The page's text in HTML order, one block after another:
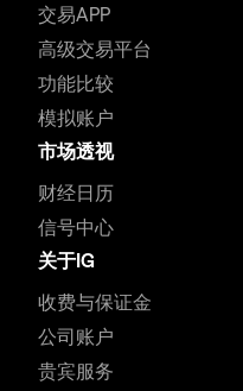
交易APP
高级交易平台
功能比较
模拟账户
市场透视
财经日历
信号中心
关于IG
收费与保证金
公司账户
贵宾服务